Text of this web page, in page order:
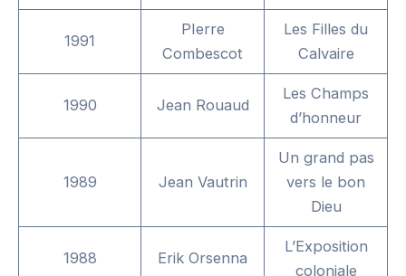
1991
PIerre
Combescot
Les Filles du
Calvaire
1990 Jean Rouaud
Les Champs
d’honneur
1989 Jean Vautrin
Un grand pas
vers le bon
Dieu
1988 Erik Orsenna
L’Exposition
coloniale